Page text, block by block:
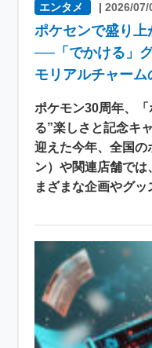
エンタメ |2026/07/
ポケセンで盛り
──「でかける」
モリアルチャー
ポケモン30周年、
る”楽しさと記念キ
迎えた今年、全国の
ン）や関連店舗で
まざまな企画やグ